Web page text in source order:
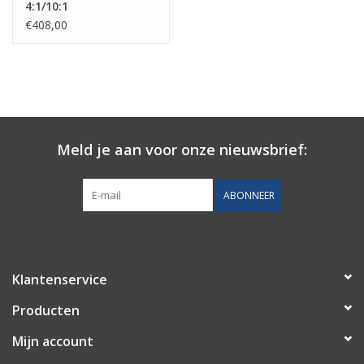
Spuit lengte: 184mm
Het handvat is gemaakt van: Versterkt Nylon
4:1/10:1
€408,00
Meld je aan voor onze nieuwsbrief:
ABONNEER
Klantenservice
Producten
Mijn account